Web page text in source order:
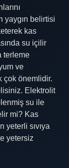
yaygın belirtisi
kas
su içilir
terleme
ve
çok önemlidir.
Elektrolit
su ile
mi? Kas
yeterli sıvıya
yetersiz